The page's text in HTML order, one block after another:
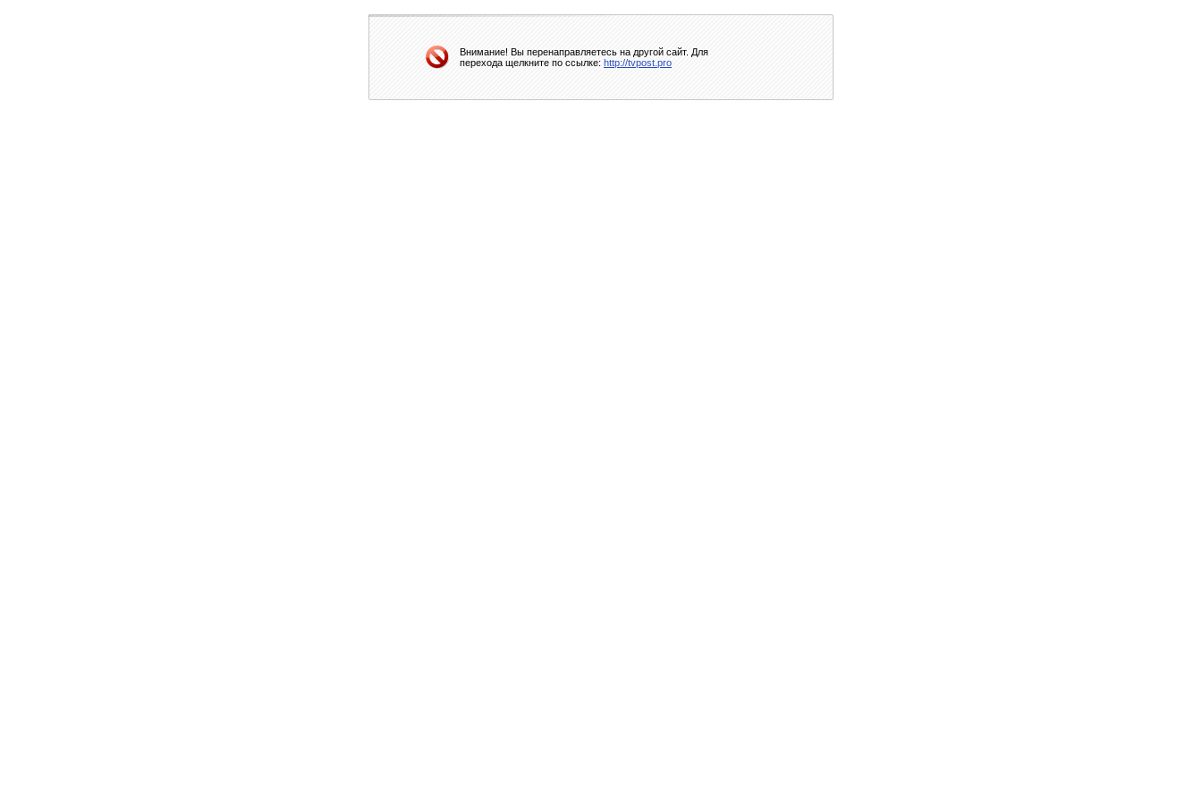
Внимание! Вы перенаправляетесь на другой сайт. Для
перехода щелкните по ссылке: http://tvpost.pro